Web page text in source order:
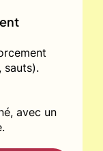
sauts).
avec un